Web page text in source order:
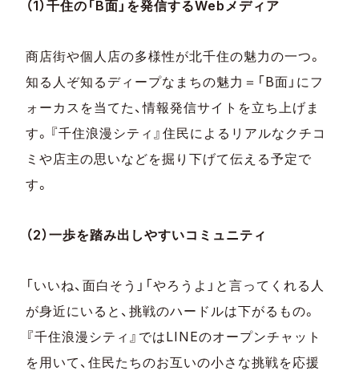
（1）千住の「B面」を発信するWebメディア
商店街や個人店の多様性が北千住の魅力の一つ。
知る人ぞ知るディープなまちの魅力＝「B面」にフ
ォーカスを当てた、情報発信サイトを立ち上げま
す。『千住浪漫シティ』住民によるリアルなクチコ
ミや店主の思いなどを掘り下げて伝える予定で
す。
（2）一歩を踏み出しやすいコミュニティ
「いいね、面白そう」「やろうよ」と言ってくれる人
が身近にいると、挑戦のハードルは下がるもの。
『千住浪漫シティ』ではLINEのオープンチャット
を用いて、住民たちのお互いの小さな挑戦を応援